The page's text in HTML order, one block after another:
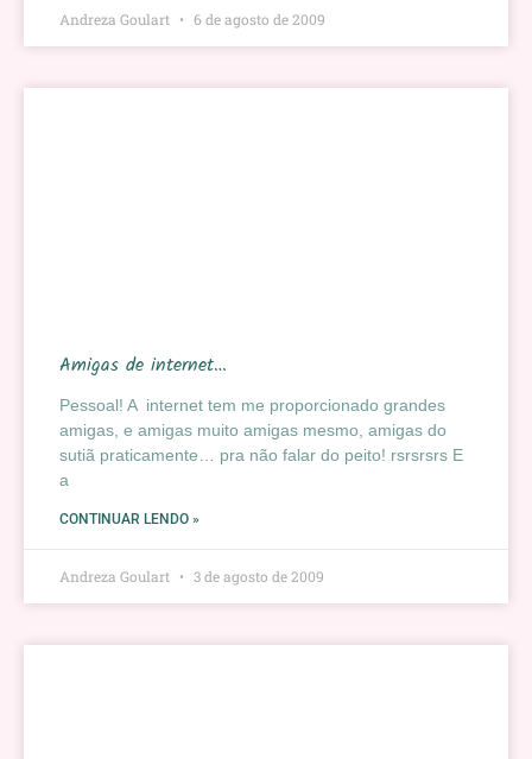
Andreza Goulart 6 de agosto de 2009
Amigas de internet…
Pessoal! A internet tem me proporcionado grandes
amigas, e amigas muito amigas mesmo, amigas do
sutiã praticamente… pra não falar do peito! rsrsrsrs E
a
CONTINUAR LENDO »
Andreza Goulart 3 de agosto de 2009